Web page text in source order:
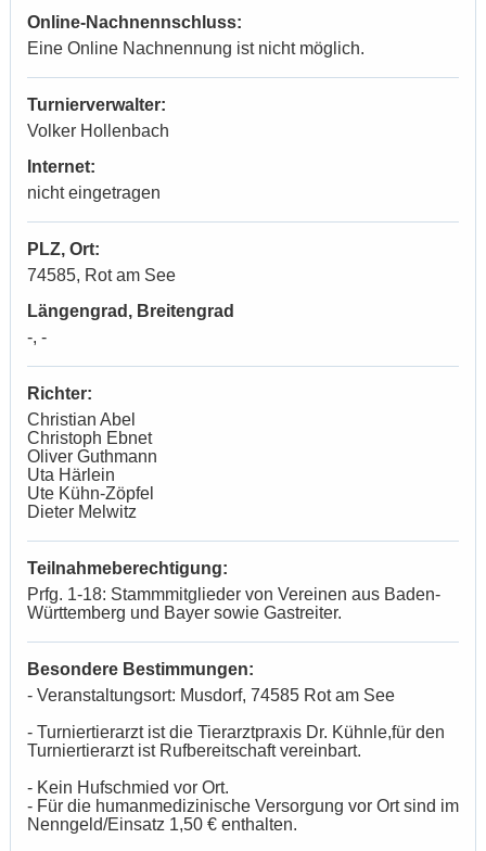
Online-Nachnennschluss:
Eine Online Nachnennung ist nicht möglich.
Turnierverwalter:
Volker Hollenbach
Internet:
nicht eingetragen
PLZ, Ort:
74585, Rot am See
Längengrad, Breitengrad
-, -
Richter:
Christian Abel
Christoph Ebnet
Oliver Guthmann
Uta Härlein
Ute Kühn-Zöpfel
Dieter Melwitz
Teilnahmeberechtigung:
Prfg. 1-18: Stammmitglieder von Vereinen aus Baden-
Württemberg und Bayer sowie Gastreiter.
Besondere Bestimmungen:
- Veranstaltungsort: Musdorf, 74585 Rot am See
- Turniertierarzt ist die Tierarztpraxis Dr. Kühnle,für den
Turniertierarzt ist Rufbereitschaft vereinbart.
- Kein Hufschmied vor Ort.
- Für die humanmedizinische Versorgung vor Ort sind im
Nenngeld/Einsatz 1,50 € enthalten.